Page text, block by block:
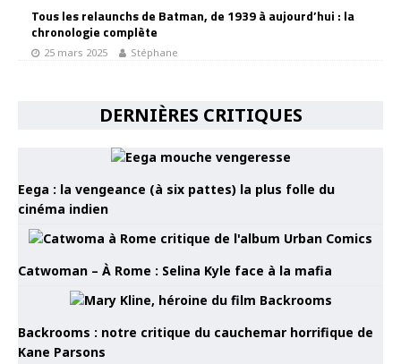
Tous les relaunchs de Batman, de 1939 à aujourd’hui : la
chronologie complète
25 mars 2025 Stéphane
DERNIÈRES CRITIQUES
Eega : la vengeance (à six pattes) la plus folle du
cinéma indien
Catwoman – À Rome : Selina Kyle face à la mafia
Backrooms : notre critique du cauchemar horrifique de
Kane Parsons